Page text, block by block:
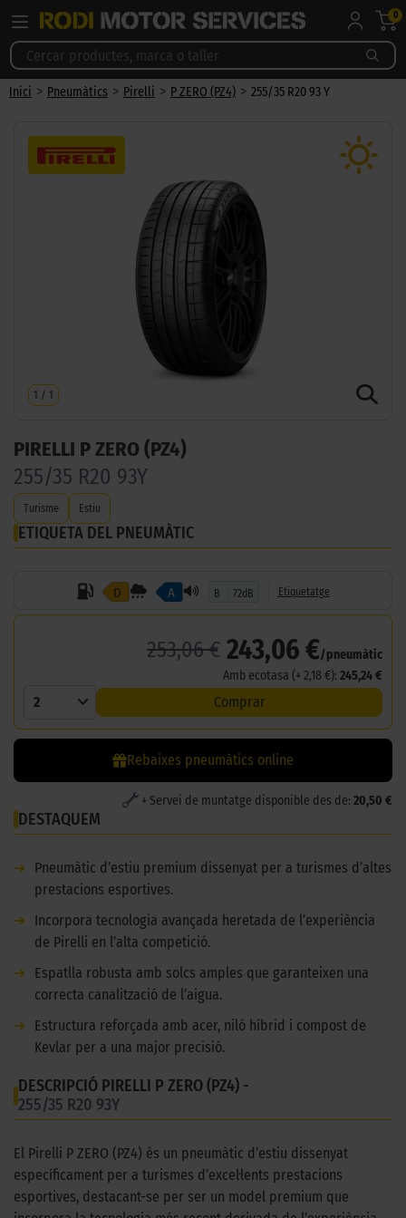
0
Inici > Pneumàtics > Pirelli > P ZERO (PZ4) > 255/35 R20 93 Y
1 / 1
PIRELLI P ZERO (PZ4)
255/35 R20 93Y
Turisme Estiu
ETIQUETA DEL PNEUMÀTIC
D A B 72dB Etiquetatge
253,06 € 243,06 €/pneumàtic
Amb ecotasa (+ 2,18 €): 245,24 €
2 Comprar
Rebaixes pneumàtics online
+ Servei de muntatge disponible des de: 20,50 €
DESTAQUEM
➜
Pneumàtic d’estiu premium dissenyat per a turismes d’altes
prestacions esportives.
➜
Incorpora tecnologia avançada heretada de l’experiència
de Pirelli en l’alta competició.
➜
Espatlla robusta amb solcs amples que garanteixen una
correcta canalització de l’aigua.
➜
Estructura reforçada amb acer, niló híbrid i compost de
Kevlar per a una major precisió.
DESCRIPCIÓ PIRELLI P ZERO (PZ4) -
255/35 R20 93Y
El Pirelli P ZERO (PZ4) és un pneumàtic d’estiu dissenyat
específicament per a turismes d’excel·lents prestacions
esportives, destacant-se per ser un model premium que